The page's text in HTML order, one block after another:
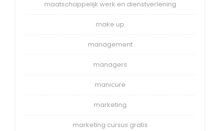
maatschappelijk werk en dienstverlening
make up
management
managers
manicure
marketing
marketing cursus gratis